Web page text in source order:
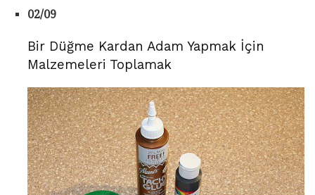
02/09
Bir Düğme Kardan Adam Yapmak İçin
Malzemeleri Toplamak